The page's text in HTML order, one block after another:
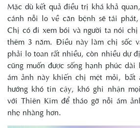
Mặc dù kết quả điều trị khá khả
cánh nỗi lo về căn bệnh sẽ tái
Chị có đi xem bói và người ta nói chị
thêm 3 năm. Điều này làm chị sốc
phải lo toan rất nhiều, còn nhiều dự
cũng muốn được sống hạnh phúc
ám ảnh này khiến chị mệt mỏi, bất
hướng khó tin cậy, khó ghi nhận
với Thiên Kim để tháo gỡ nỗi ám
nhẹ nhàng hơn.